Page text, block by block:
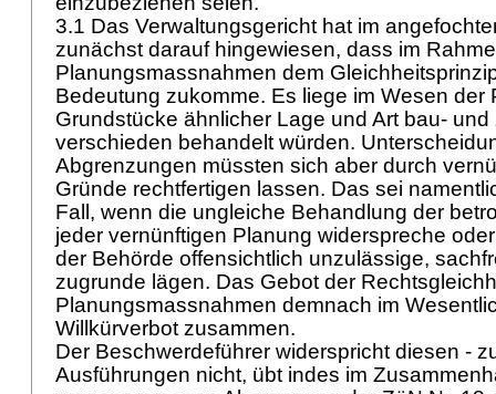
3.1 Das Verwaltungsgericht hat im
zunächst darauf hingewiesen, dass im
Planungsmassnahmen dem
Bedeutung zukomme. Es liege im Wesen der
Grundstücke ähnlicher Lage und Art bau-
verschieden behandelt würden.
Abgrenzungen müssten sich aber durch
Gründe rechtfertigen lassen. Das sei
Fall, wenn die ungleiche Behandlung der
jeder vernünftigen Planung widerspreche
der Behörde offensichtlich unzulässige,
zugrunde lägen. Das Gebot der
Planungsmassnahmen demnach im
Willkürverbot zusammen.
Der Beschwerdeführer widerspricht diesen -
Ausführungen nicht, übt indes im